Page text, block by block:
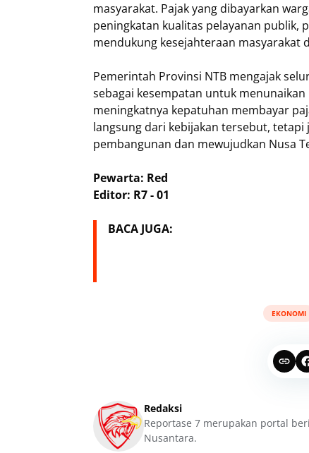
masyarakat. Pajak yang dibayarkan
peningkatan kualitas pelayanan publik,
mendukung kesejahteraan masyarakat
Pemerintah Provinsi NTB mengajak
sebagai kesempatan untuk
meningkatnya kepatuhan membayar
langsung dari kebijakan tersebut,
pembangunan dan mewujudkan Nusa
Pewarta: Red
Editor: R7 - 01
BACA JUGA:
EKONOMI
Redaksi
Reportase 7 merupakan portal
Nusantara.